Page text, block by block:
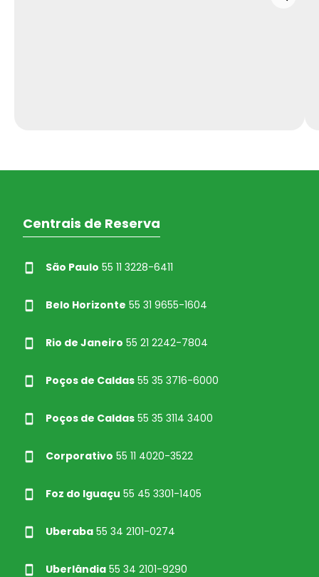
Centrais de Reserva
São Paulo 55 11 3228-6411
Belo Horizonte 55 31 9655-1604
Rio de Janeiro 55 21 2242-7804
Poços de Caldas 55 35 3716-6000
Poços de Caldas 55 35 3114 3400
Corporativo 55 11 4020-3522
Foz do Iguaçu 55 45 3301-1405
Uberaba 55 34 2101-0274
Uberlândia 55 34 2101-9290